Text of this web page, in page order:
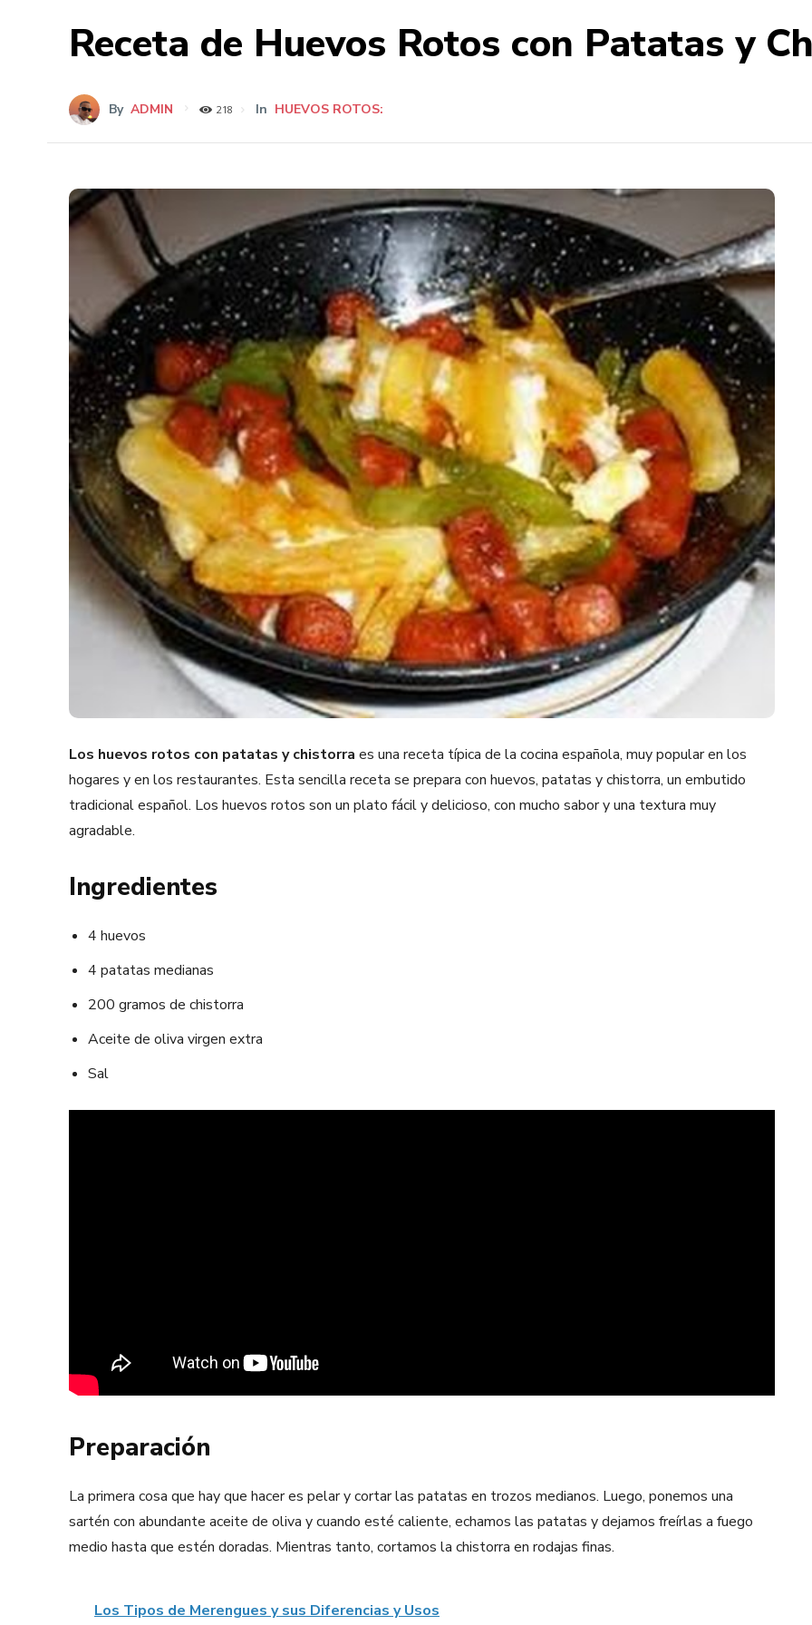
Receta de Huevos Rotos con Patatas y
By ADMIN 218 In HUEVOS ROTOS:
Los huevos rotos con patatas y chistorra es una receta típica de la cocina española, muy popular en los
hogares y en los restaurantes. Esta sencilla receta se prepara con huevos, patatas y chistorra, un embutido
tradicional español. Los huevos rotos son un plato fácil y delicioso, con mucho sabor y una textura muy
agradable.
Ingredientes
4 huevos
4 patatas medianas
200 gramos de chistorra
Aceite de oliva virgen extra
Sal
Preparación
La primera cosa que hay que hacer es pelar y cortar las patatas en trozos medianos. Luego, ponemos una
sartén con abundante aceite de oliva y cuando esté caliente, echamos las patatas y dejamos freírlas a fuego
medio hasta que estén doradas. Mientras tanto, cortamos la chistorra en rodajas finas.
Los Tipos de Merengues y sus Diferencias y Usos